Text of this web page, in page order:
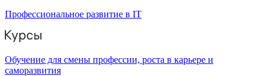
Профессиональное развитие в IT
Обучение для смены профессии, роста в карьере и
саморазвития